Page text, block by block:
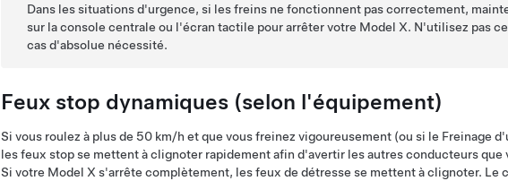
Dans les situations d'urgence, si les freins ne fonctionnent pas correctement,
sur la console centrale ou l'écran tactile pour arrêter votre Model X. N'utilisez pas
cas d'absolue nécessité.
Feux stop dynamiques (selon l'équipement)
Si vous roulez à plus de 50 km/h et que vous freinez vigoureusement (ou si le Freinage
les feux stop se mettent à clignoter rapidement afin d'avertir les autres conducteurs que
Si votre Model X s'arrête complètement, les feux de détresse se mettent à clignoter. Le